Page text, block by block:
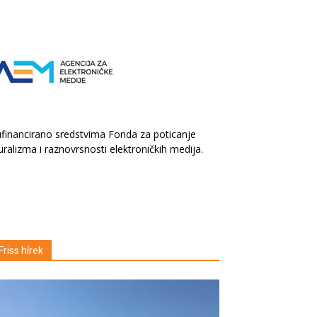
sredstvima Fonda za poticanje
i raznovrsnosti elektroničkih medija.
Friss hírek